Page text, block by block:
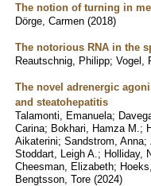
The notion of turning in
Dörge, Carmen (2018)
The notorious RNA in the
Reautschnig, Philipp; Vogel,
The novel adrenergic
and steatohepatitis
Talamonti, Emanuela;
Carina; Bokhari, Hamza M. ;
Aikaterini; Sandstrom, Anna;
Stoddart, Leigh A. ; Holliday,
Cheesman, Elizabeth;
Bengtsson, Tore (2024)